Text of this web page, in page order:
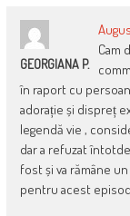
GEORGIANA P.
Cam
în raport cu
adorație și dispreț
legendă vie ,
dar a refuzat
fost și va rămâne
pentru acest